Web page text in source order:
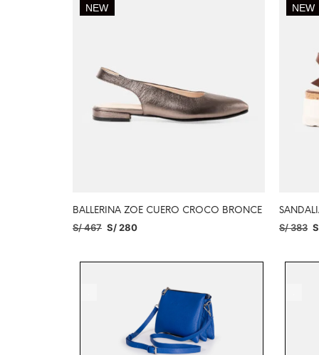
NEW
BALLERINA ZOE CUERO CROCO BRONCE
S/467 S/280
NEW
S/383